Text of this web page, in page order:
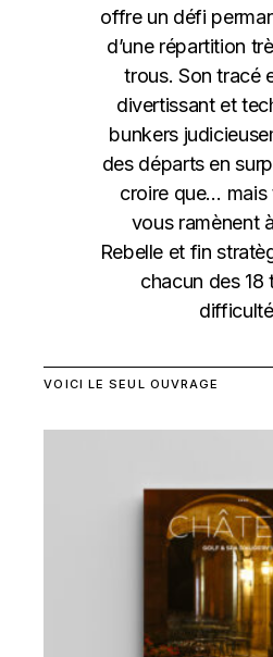
offre un défi
d’une répartition
trous. Son tracé
divertissant et
bunkers
des départs en
croire que… mais
vous ramènent
Rebelle et fin
chacun des 18
VOICI LE SEUL OUVRAGE